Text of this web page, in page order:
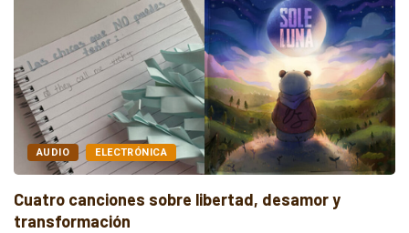
AUDIO ELECTRÓNICA
Cuatro canciones sobre libertad, desamor y
transformación